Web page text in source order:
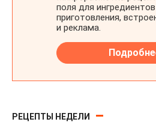
РЕЦЕПТЫ НЕДЕЛИ